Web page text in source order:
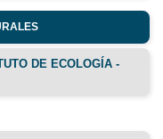
DE ECOLOGÍA -